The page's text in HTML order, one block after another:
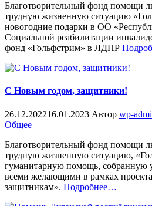
Благотворительный фонд помощи
трудную жизненную ситуацию
новогодние подарки в ОО
Социальной реабилитации
фонд «Гольфстрим» в ЛДНР
С Новым годом, защитники!
26.12.202216.01.2023 Автор wp-
Общее
Благотворительный фонд помощи
трудную жизненную ситуацию,
гуманитарную помощь, собранную
всеми желающими в рамках
защитникам». Подробнее«%s»
…